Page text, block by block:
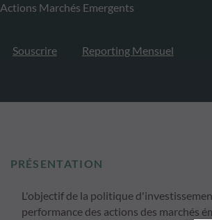
Actions Marchés Emergents
Souscrire Reporting Mensuel
PRÉSENTATION
L'objectif de la politique
performance des actions des marchés